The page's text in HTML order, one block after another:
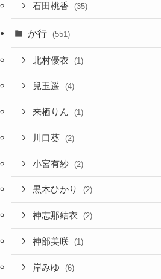
石田桃香 (35)
か行 (551)
北村優衣 (1)
兒玉遥 (4)
来栖りん (1)
川口葵 (2)
小宮有紗 (2)
黒木ひかり (2)
神志那結衣 (2)
神部美咲 (1)
岸みゆ (6)